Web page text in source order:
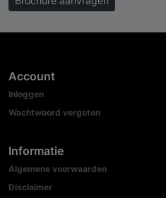
Account
Inloggen
Wachtwoord vergeten
Informatie
Algemene voorwaarden
Disclaimer